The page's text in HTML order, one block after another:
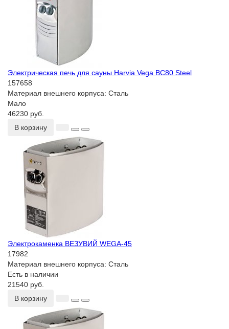
Электрическая печь для сауны Harvia Vega BC80 Steel
157658
Материал внешнего корпуса: Сталь
Мало
46230 руб.
В корзину
Электрокаменка ВЕЗУВИЙ WEGA-45
17982
Материал внешнего корпуса: Сталь
Есть в наличии
21540 руб.
В корзину